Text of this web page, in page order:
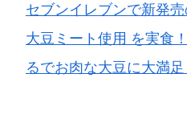
セブンイレブンで新発
大豆ミート使用 を実食
るでお肉な大豆に大満足